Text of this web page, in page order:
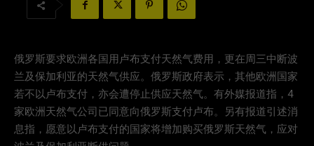
俄罗斯要求欧洲各国用卢布支付天然气费用，更在周三中断波
兰及保加利亚的天然气供应。俄罗斯政府表示，其他欧洲国家
若不以卢布支付，亦会遭停止供应天然气。有外媒报道指，4
家欧洲天然气公司已同意向俄罗斯支付卢布。另有报道引述消
息指，愿意以卢布支付的国家将增加购买俄罗斯天然气，应对